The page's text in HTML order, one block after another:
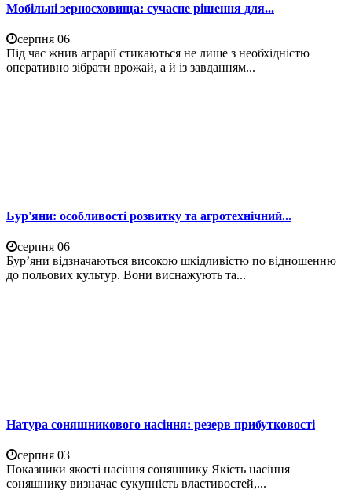
Мобільні зерносховища: сучасне рішення для...
серпня 06
Під час жнив аграрії стикаються не лише з необхідністю
оперативно зібрати врожай, а й із завданням...
Бур'яни: особливості розвитку та агротехнічний...
серпня 06
Бур’яни відзначаються високою шкідливістю по відношенню
до польових культур. Вони виснажують та...
Натура соняшникового насіння: резерв прибутковості
серпня 03
Показники якості насіння соняшнику Якість насіння
соняшнику визначає сукупність властивостей,...